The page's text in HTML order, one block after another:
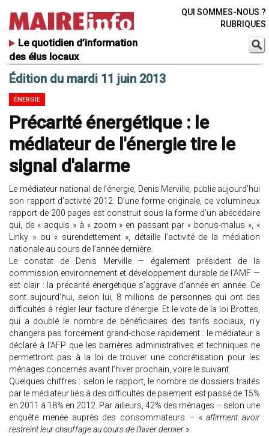
Le quotidien d’information
des élus locaux
QUI SOMMES-NOUS ?
RUBRIQUES
Édition du mardi 11 juin 2013
ÉNERGIE
Précarité énergétique : le
médiateur de l'énergie tire le
signal d'alarme
Le médiateur national de l’énergie, Denis Merville, publie aujourd’hui
son rapport d’activité 2012. D’une forme originale, ce volumineux
rapport de 200 pages est construit sous la forme d’un abécédaire
qui, de « acquis » à « zoom » en passant par « bonus-malus », «
Linky » ou « surendettement », détaille l’activité de la médiation
nationale au cours de l’année dernière.
Le constat de Denis Merville — également président de la
commission environnement et développement durable de l’AMF —
est clair : la précarité énergétique s’aggrave d’année en année. Ce
sont aujourd’hui, selon lui, 8 millions de personnes qui ont des
difficultés à régler leur facture d’énergie. Et le vote de la loi Brottes,
qui a doublé le nombre de bénéficiaires des tarifs sociaux, n’y
changera pas forcément grand-chose rapidement : le médiateur a
déclaré à l’AFP que les barrières administratives et techniques ne
permettront pas à la loi de trouver une concrétisation pour les
ménages concernés avant l’hiver prochain, voire le suivant.
Quelques chiffres : selon le rapport, le nombre de dossiers traités
par le médiateur liés à des difficultés de paiement est passé de 15%
en 2011 à 18% en 2012. Par ailleurs, 42% des ménages – selon une
enquête menée auprès des consommateurs – «affirment avoir
restreint leur chauffage au cours de l’hiver dernier ».